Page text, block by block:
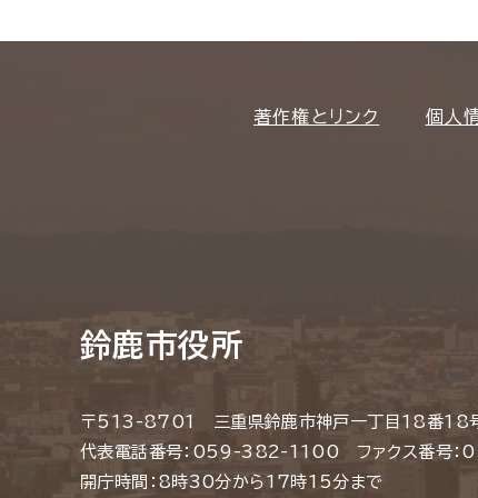
著作権とリンク 個人
鈴鹿市役所
〒513-8701 三重県鈴鹿市神戸一丁目18番18
代表電話番号：059-382-1100 ファクス番号
開庁時間：8時30分から17時15分まで